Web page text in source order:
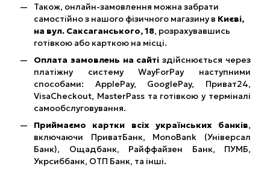
Також, онлайн-замовлення можна забрати
самостійно з нашого фізичного магазину в Києві,
на вул. Саксаганського, 18, розрахувавшись
готівкою або карткою на місці.
Оплата замовлень на сайтіздійснюється через
платіжну систему WayForPay наступними
способами: ApplePay, GooglePay, Приват24,
VisaCheckout, MasterPass та готівкою у терміналі
самообслуговування.
Приймаємо картки всіх українських банків,
включаючи ПриватБанк, MonoBank (Універсал
Банк), Ощадбанк, Райффайзен Банк, ПУМБ,
Укрсиббанк, ОТП Банк, та інші.